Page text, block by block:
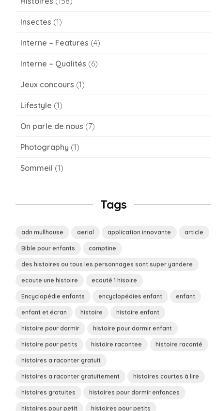
Insectes (1)
Interne – Features (4)
Interne – Qualités (6)
Jeux concours (1)
Lifestyle (1)
On parle de nous (7)
Photography (1)
Sommeil (1)
Tags
adn mullhouse aerial application innovante article
Bible pour enfants comptine
des histoires ou tous les personnages sont super yandere
ecoute une histoire ecouté 1 hisoire
Encyclopédie enfants encyclopédies enfant enfant
enfant et écran histoire histoire enfant
histoire pour dormir histoire pour dormir enfant
histoire pour petits histoire racontee histoire raconté
histoires a raconter gratuit
histoires a raconter gratuitement histoires courtes à lire
histoires gratuites histoires pour dormir enfances
histoires pour petit histoires pour petits